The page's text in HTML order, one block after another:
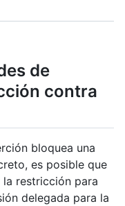
de
contra
bloquea una
es posible que
restricción para
delegada para la